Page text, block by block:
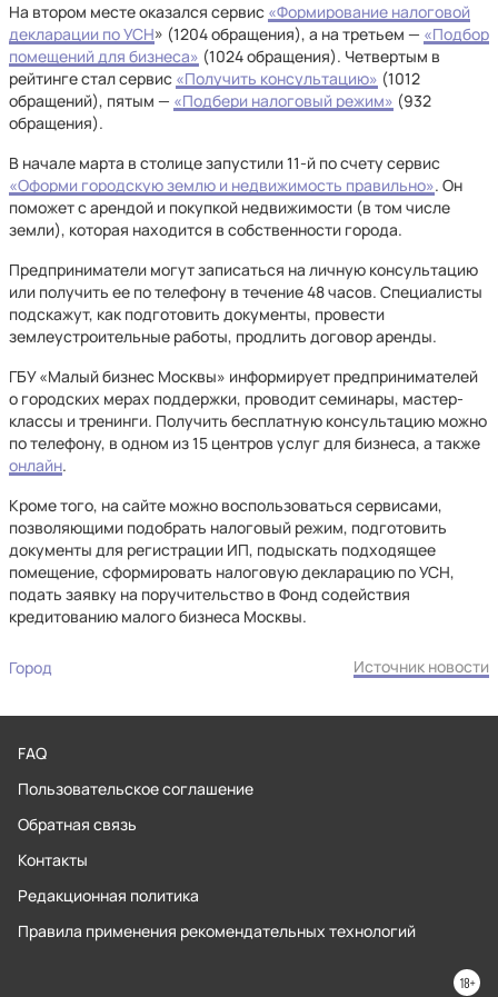
На втором месте оказался сервис «Формирование налоговой
декларации по УСН» (1204 обращения), а на третьем — «Подбор
помещений для бизнеса» (1024 обращения). Четвертым в
рейтинге стал сервис «Получить консультацию» (1012
обращений), пятым — «Подбери налоговый режим» (932
обращения).
В начале марта в столице запустили 11-й по счету сервис
«Оформи городскую землю и недвижимость правильно». Он
поможет с арендой и покупкой недвижимости (в том числе
земли), которая находится в собственности города.
Предприниматели могут записаться на личную консультацию
или получить ее по телефону в течение 48 часов. Специалисты
подскажут, как подготовить документы, провести
землеустроительные работы, продлить договор аренды.
ГБУ «Малый бизнес Москвы» информирует предпринимателей
о городских мерах поддержки, проводит семинары, мастер-
классы и тренинги. Получить бесплатную консультацию можно
по телефону, в одном из 15 центров услуг для бизнеса, а также
онлайн.
Кроме того, на сайте можно воспользоваться сервисами,
позволяющими подобрать налоговый режим, подготовить
документы для регистрации ИП, подыскать подходящее
помещение, сформировать налоговую декларацию по УСН,
подать заявку на поручительство в Фонд содействия
кредитованию малого бизнеса Москвы.
Город Источник новости
FAQ
Пользовательское соглашение
Обратная связь
Контакты
Редакционная политика
Правила применения рекомендательных технологий